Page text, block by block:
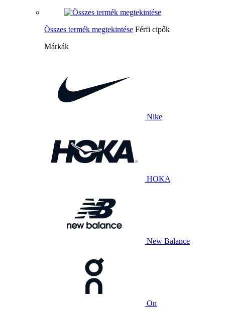
Összes termék megtekintése Férfi cipők
Márkák
Nike
HOKA
New Balance
On